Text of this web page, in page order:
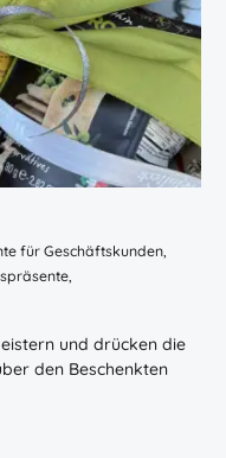
für Geschäftskunden,
und drücken die
den Beschenkten